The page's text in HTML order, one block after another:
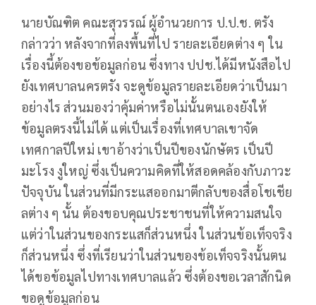
นายบัณฑิต คณะสุวรรณ์ ผู้อำนวยการ ป.ป.ช. ตรัง
กล่าวว่า หลังจากที่ลงพื้นที่ไป รายละเอียดต่าง ๆ ใน
เรื่องนี้ต้องขอข้อมูลก่อน ซึ่งทาง ปปช.ได้มีหนังสือไป
ยังเทศบาลนครตรัง จะดูข้อมูลรายละเอียดว่าเป็นมา
อย่างไร ส่วนมองว่าคุ้มค่าหรือไม่นั้นตนเองยังให้
ข้อมูลตรงนี้ไม่ได้ แต่เป็นเรื่องที่เทศบาลเขาจัด
เทศกาลปีใหม่ เขาอ้างว่าเป็นปีของนักษัตร เป็นปี
มะโรง งูใหญ่ ซึ่งเป็นความคิดที่ให้สอดคล้องกับภาวะ
ปัจจุบัน ในส่วนที่มีกระแสออกมาตีกลับของสื่อโชเชีย
ลต่าง ๆ นั้น ต้องขอบคุณประชาชนที่ให้ความสนใจ
แต่ว่าในส่วนของกระแสก็ส่วนหนึ่ง ในส่วนข้อเท็จจริง
ก็ส่วนหนึ่ง ซึ่งที่เรียนว่าในส่วนของข้อเท็จจริงนั้นตน
ได้ขอข้อมูลไปทางเทศบาลแล้ว ซึ่งต้องขอเวลาสักนิด
ขอดูข้อมูลก่อน